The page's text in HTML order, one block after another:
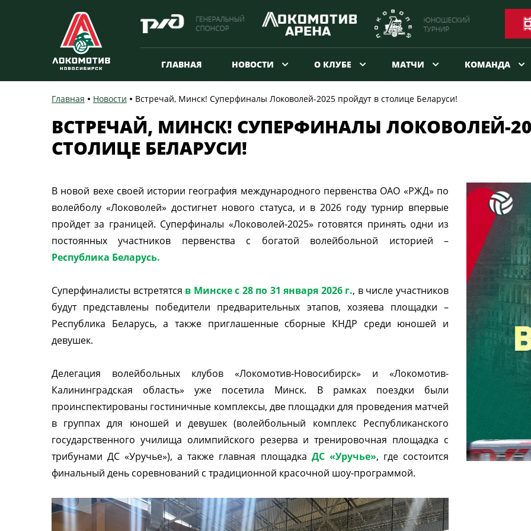
ГЛАВНАЯ НОВОСТИ О КЛУБЕ МАТЧИ КОМАНДА
Главная Новости Встречай, Минск! Суперфиналы Локоволей-2025 пройдут в столице Беларуси!
ВСТРЕЧАЙ, МИНСК! СУПЕРФИНАЛЫ ЛОКОВОЛЕЙ-
СТОЛИЦЕ БЕЛАРУСИ!
В новой вехе своей истории география международного первенства ОАО «РЖД» по
волейболу «Локоволей» достигнет нового статуса, и в 2026 году турнир впервые
пройдет за границей. Суперфиналы «Локоволей-2025» готовятся принять одни из
постоянных участников первенства с богатой волейбольной историей –
Республика Беларусь.
Cуперфиналисты встретятся в Минске с 28 по 31 января 2026 г., в числе участников
будут представлены победители предварительных этапов, хозяева площадки –
Республика Беларусь, а также приглашенные сборные КНДР среди юношей и
девушек.
Делегация волейбольных клубов «Локомотив-Новосибирск» и «Локомотив-
Калининградская область» уже посетила Минск. В рамках поездки были
проинспектированы гостиничные комплексы, две площадки для проведения матчей
в группах для юношей и девушек (волейбольный комплекс Республиканского
государственного училища олимпийского резерва и тренировочная площадка с
трибунами ДС «Уручье»), а также главная площадка ДС «Уручье», где состоится
финальный день соревнований с традиционной красочной шоу-программой.